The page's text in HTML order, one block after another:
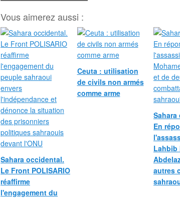
Vous aimerez aussi :
Sahara occidental.
Le Front POLISARIO
réaffirme
l'engagement du
Ceuta : utilisation
de civils non armés
comme arme
En
Lahbib
autres